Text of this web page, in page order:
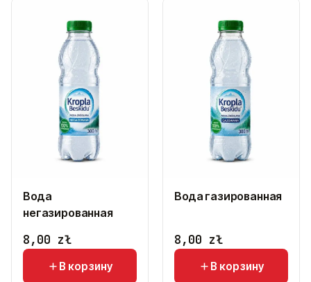
Вода
негазированная
8,00 zł
В корзину
Вода газированная
8,00 zł
В корзину